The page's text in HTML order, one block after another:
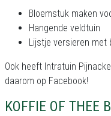
Bloemstuk maken
Hangende veldtuin
Lijstje versieren met
Ook heeft Intratuin
daarom op Facebook!
KOFFIE OF THEE